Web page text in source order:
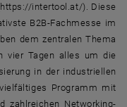
intertool.at/). Diese
B2B-Fachmesse im
dem zentralen Thema
vier Tagen alles um die
in der industriellen
Programm mit
zahlreichen Networking-